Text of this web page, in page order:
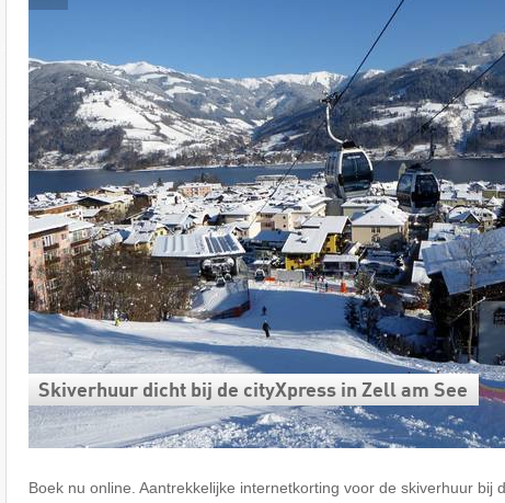
Skiverhuur dicht bij de cityXpress in Zell am See
Boek nu online. Aantrekkelijke internetkorting voor de skiverhuur bij